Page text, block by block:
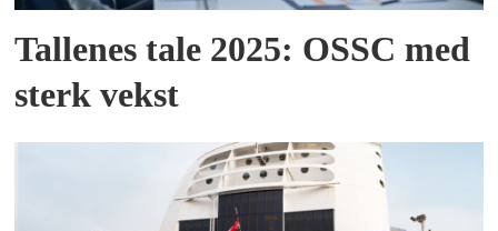
Tallenes tale 2025: OSSC med
sterk vekst